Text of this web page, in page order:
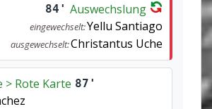
84' Auswechslung
eingewechselt:Yellu Santiago
ausgewechselt:Christantus Uche
> Rote Karte 87'